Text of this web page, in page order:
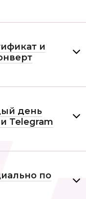
и
день
Telеgram
по